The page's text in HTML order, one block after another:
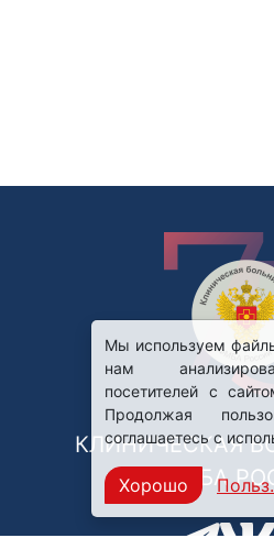
КЛИНИЧЕСКАЯ
ФМБА
Мы используем
нам
посетителей с
Продолжая
соглашаетесь с
Хорошо